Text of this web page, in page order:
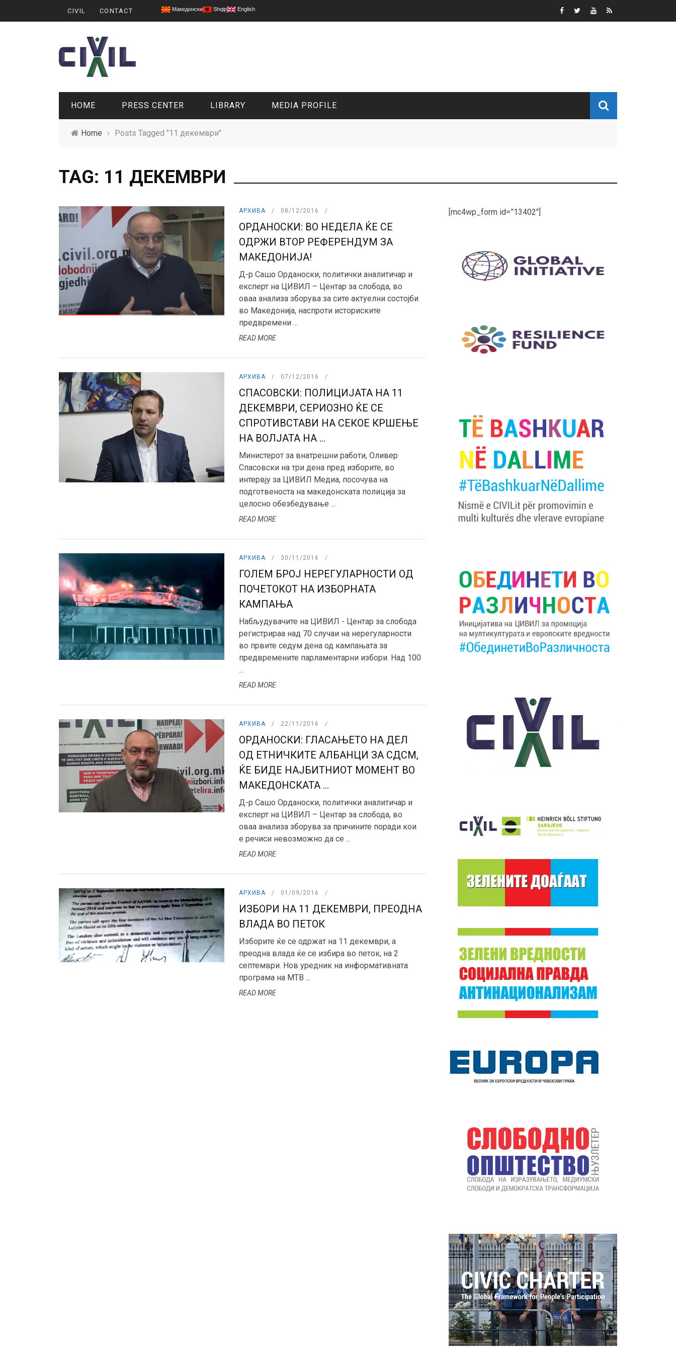
CIVIL CONTACT Македонски Shqip English
HOME PRESS CENTER LIBRARY MEDIA PROFILE
Home › Posts Tagged "11 декември"
TAG: 11 ДЕКЕМВРИ
АРХИВА 08/12/2016
ОРДАНОСКИ: ВО НЕДЕЛА ЌЕ СЕ
ОДРЖИ ВТОР РЕФЕРЕНДУМ ЗА
МАКЕДОНИЈА!
Д-р Сашо Орданоски, политички аналитичар и
експерт на ЦИВИЛ – Центар за слобода, во
оваа анализа зборува за сите актуелни состојби
во Македонија, наспроти историските
предвремени ...
READ MORE
АРХИВА 07/12/2016
СПАСОВСКИ: ПОЛИЦИЈАТА НА 11
ДЕКЕМВРИ, СЕРИОЗНО ЌЕ СЕ
СПРОТИВСТАВИ НА СЕКОЕ КРШЕЊЕ
НА ВОЛЈАТА НА ...
Министерот за внатрешни работи, Оливер
Спасовски на три дена пред изборите, во
интервју за ЦИВИЛ Медиа, посочува на
подготвеноста на македонската полиција за
целосно обезбедување ...
READ MORE
АРХИВА 30/11/2016
ГОЛЕМ БРОЈ НЕРЕГУЛАРНОСТИ ОД
ПОЧЕТОКОТ НА ИЗБОРНАТА
КАМПАЊА
Набљудувачите на ЦИВИЛ - Центар за слобода
регистрираа над 70 случаи на нерегуларности
во првите седум дена од кампањата за
предвремените парламентарни избори. Над 100
...
READ MORE
АРХИВА 22/11/2016
ОРДАНОСКИ: ГЛАСАЊЕТО НА ДЕЛ
ОД ЕТНИЧКИТЕ АЛБАНЦИ ЗА СДСМ,
ЌЕ БИДЕ НАЈБИТНИОТ МОМЕНТ ВО
МАКЕДОНСКАТА ...
Д-р Сашо Орданоски, политички аналитичар и
експерт на ЦИВИЛ – Центар за слобода, во
оваа анализа зборува за причините поради кои
е речиси невозможно да се ...
READ MORE
АРХИВА 01/09/2016
ИЗБОРИ НА 11 ДЕКЕМВРИ, ПРЕОДНА
ВЛАДА ВО ПЕТОК
Изборите ќе се одржат на 11 декември, а
преодна влада ќе се избира во петок, на 2
септември. Нов уредник на информативната
програма на МТВ ...
READ MORE
[mc4wp_form id=”13402″]